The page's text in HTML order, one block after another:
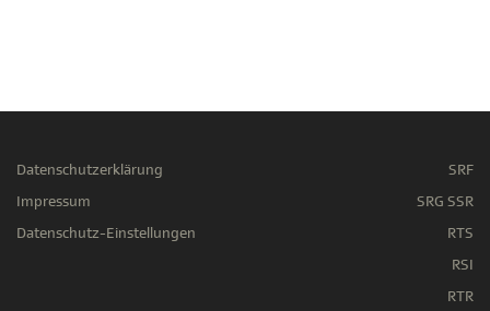
Datenschutzerklärung
Impressum
Datenschutz-Einstellungen
SRF
SRG SSR
RTS
RSI
RTR